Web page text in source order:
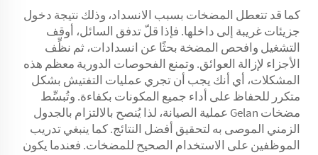
كما قد تتعطل المضخات بسبب الانسداد، وذلك نتيجة دخول
جزيئات غريبة إلى داخلها. فإذا قلّ تدفق السائل، أوقف
التشغيل وافحص المضخة بحثًا عن انسدادات، ثم نظِّف
الأجزاء لإزالة العوائق. وتمنع الفحوصات الدورية معظم هذه
المشكلات، أي أنك يجب أن تجري عمليات التفتيش بشكل
متكرر للحفاظ على أداء جميع المكونات بكفاءة. وتُبسِّط
مضخات Gelan عملية الصيانة، لذا يُنصح بالالتزام بالجدول
الزمني الموصى به لتحقيق أفضل النتائج. كما ينبغي تدريب
الموظفين على الاستخدام الصحيح للمضخات. فعندما يكون